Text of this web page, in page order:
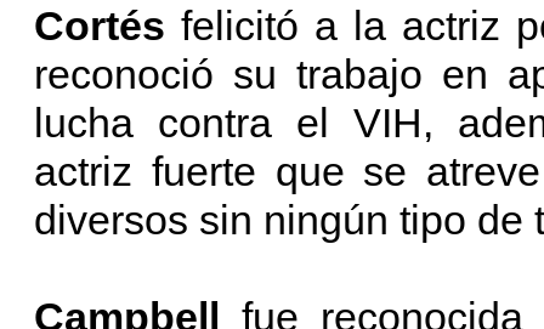
Cortés felicitó a la actriz
reconoció su trabajo en
lucha contra el VIH,
actriz fuerte que se
diversos sin ningún tipo de
Campbell fue